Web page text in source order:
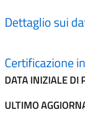
Dettaglio sui
Certificazione
DATA INIZIALE DI
ULTIMO